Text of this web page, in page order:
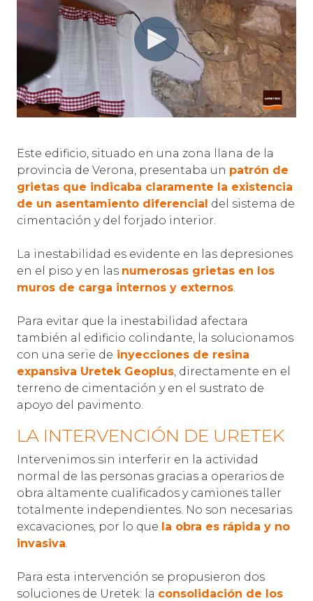
Este edificio, situado en una zona llana de la
provincia de Verona, presentaba un patrón de
grietas que indicaba claramente la existencia
de un asentamiento diferencial del sistema de
cimentación y del forjado interior.
La inestabilidad es evidente en las depresiones
en el piso y en las numerosas grietas en los
muros de carga internos y externos.
Para evitar que la inestabilidad afectara
también al edificio colindante, la solucionamos
con una serie de inyecciones de resina
expansiva Uretek Geoplus, directamente en el
terreno de cimentación y en el sustrato de
apoyo del pavimento.
LA INTERVENCIÓN DE URETEK
Intervenimos sin interferir en la actividad
normal de las personas gracias a operarios de
obra altamente cualificados y camiones taller
totalmente independientes. No son necesarias
excavaciones, por lo que la obra es rápida y no
invasiva.
Para esta intervención se propusieron dos
soluciones de Uretek: la consolidación de los